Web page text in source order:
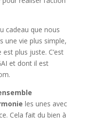
cadeau que nous
une vie plus simple,
plus juste. C’est
et dont il est
les unes avec
Cela fait du bien à